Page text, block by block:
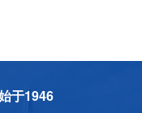
于1946